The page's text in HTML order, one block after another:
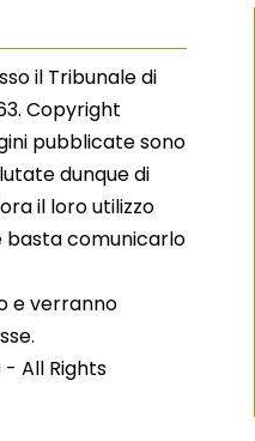
il Tribunale di
Copyright
pubblicate sono
dunque di
il loro utilizzo
basta comunicarlo
e verranno
All Rights